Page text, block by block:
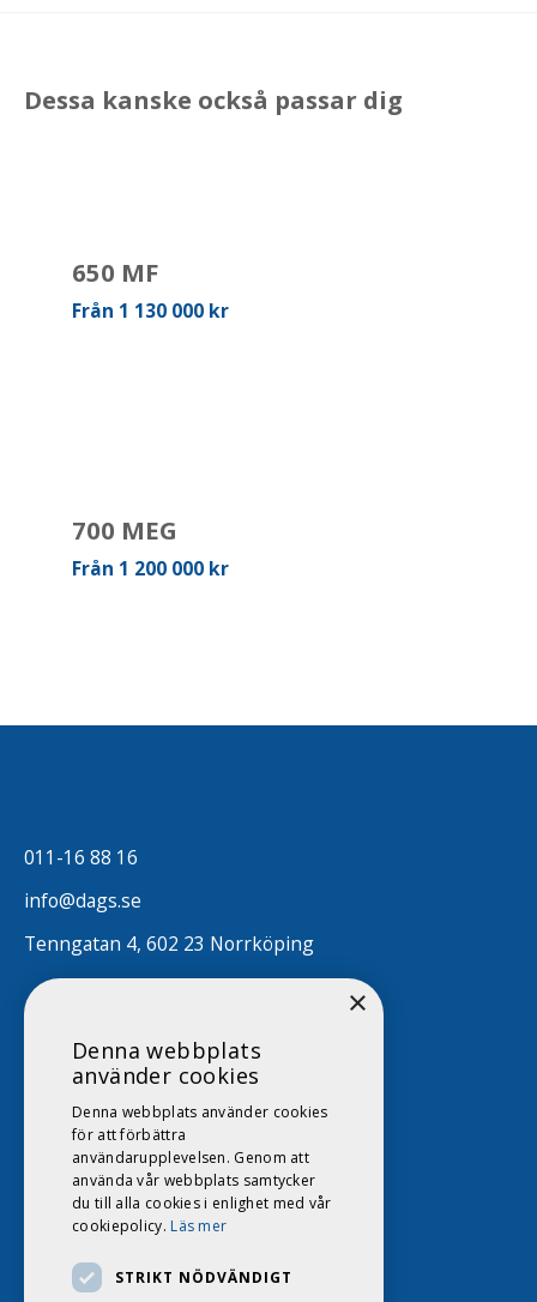
Dessa kanske också passar dig
650 MF
Från 1 130 000 kr
700 MEG
Från 1 200 000 kr
011-16 88 16
info@dags.se
Tenngatan 4, 602 23 Norrköping
×
Denna webbplats
använder cookies
Denna webbplats använder cookies
för att förbättra
användarupplevelsen. Genom att
använda vår webbplats samtycker
du till alla cookies i enlighet med vår
cookiepolicy. Läs mer
STRIKT NÖDVÄNDIGT